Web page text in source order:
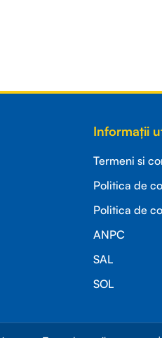
Informații
Termeni si
Politica de
Politica de
ANPC
SAL
SOL